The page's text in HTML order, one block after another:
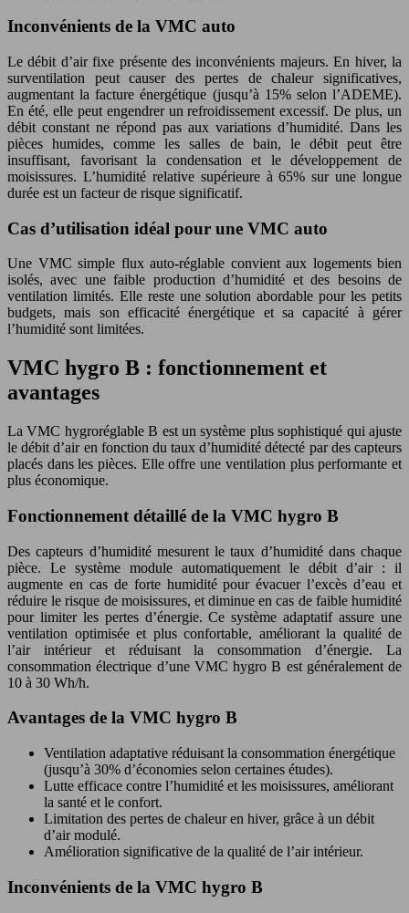
Inconvénients de la VMC auto
Le débit d’air fixe présente des inconvénients majeurs. En hiver, la
surventilation peut causer des pertes de chaleur significatives,
augmentant la facture énergétique (jusqu’à 15% selon l’ADEME).
En été, elle peut engendrer un refroidissement excessif. De plus, un
débit constant ne répond pas aux variations d’humidité. Dans les
pièces humides, comme les salles de bain, le débit peut être
insuffisant, favorisant la condensation et le développement de
moisissures. L’humidité relative supérieure à 65% sur une longue
durée est un facteur de risque significatif.
Cas d’utilisation idéal pour une VMC auto
Une VMC simple flux auto-réglable convient aux logements bien
isolés, avec une faible production d’humidité et des besoins de
ventilation limités. Elle reste une solution abordable pour les petits
budgets, mais son efficacité énergétique et sa capacité à gérer
l’humidité sont limitées.
VMC hygro B : fonctionnement et
avantages
La VMC hygroréglable B est un système plus sophistiqué qui ajuste
le débit d’air en fonction du taux d’humidité détecté par des capteurs
placés dans les pièces. Elle offre une ventilation plus performante et
plus économique.
Fonctionnement détaillé de la VMC hygro B
Des capteurs d’humidité mesurent le taux d’humidité dans chaque
pièce. Le système module automatiquement le débit d’air : il
augmente en cas de forte humidité pour évacuer l’excès d’eau et
réduire le risque de moisissures, et diminue en cas de faible humidité
pour limiter les pertes d’énergie. Ce système adaptatif assure une
ventilation optimisée et plus confortable, améliorant la qualité de
l’air intérieur et réduisant la consommation d’énergie. La
consommation électrique d’une VMC hygro B est généralement de
10 à 30 Wh/h.
Avantages de la VMC hygro B
Ventilation adaptative réduisant la consommation énergétique
(jusqu’à 30% d’économies selon certaines études).
Lutte efficace contre l’humidité et les moisissures, améliorant
la santé et le confort.
Limitation des pertes de chaleur en hiver, grâce à un débit
d’air modulé.
Amélioration significative de la qualité de l’air intérieur.
Inconvénients de la VMC hygro B